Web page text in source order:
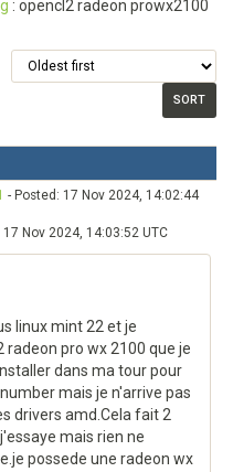
: opencl2 radeon prowx2100
- Posted: 17 Nov 2024, 14:02:44
Nov 2024, 14:03:52 UTC
linux mint 22 et je
radeon pro wx 2100 que je
dans ma tour pour
mais je n'arrive pas
drivers amd.Cela fait 2
mais rien ne
possede une radeon wx